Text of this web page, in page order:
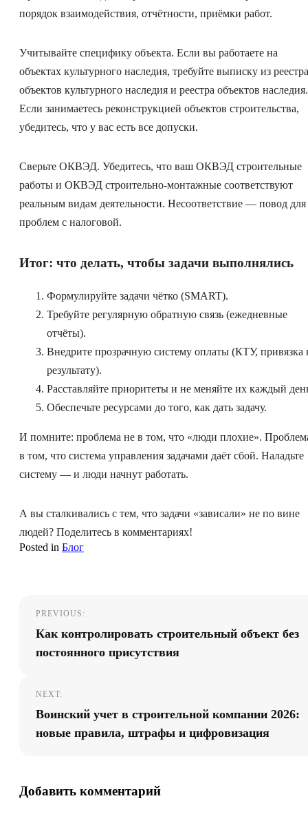
порядок взаимодействия, отчётности, приёмки работ.
Учитывайте специфику объекта. Если вы работаете на
объектах культурного наследия, требуйте выписку из реестра
объектов культурного наследия и реестра объектов наследия.
Если занимаетесь реконструкцией объектов строительства,
убедитесь, что у вас есть все допуски.
Сверьте ОКВЭД. Убедитесь, что ваш ОКВЭД строительные
работы и ОКВЭД строительно-монтажные соответствуют
реальным видам деятельности. Несоответствие — повод для
проблем с налоговой.
Итог: что делать, чтобы задачи выполнялись
Формулируйте задачи чётко (SMART).
Требуйте регулярную обратную связь (ежедневные
отчёты).
Внедрите прозрачную систему оплаты (КТУ, привязка
результату).
Расставляйте приоритеты и не меняйте их каждый
Обеспечьте ресурсами до того, как дать задачу.
И помните: проблема не в том, что «люди плохие».
в том, что система управления задачами даёт сбой. Наладьте
систему — и люди начнут работать.
А вы сталкивались с тем, что задачи «зависали» не по вине
людей? Поделитесь в комментариях!
Posted in Блог
записям
PREVIOUS:
Как контролировать строительный объект без
постоянного присутствия
NEXT:
Воинский учет в строительной компании 2026:
новые правила, штрафы и цифровизация
Добавить комментарий